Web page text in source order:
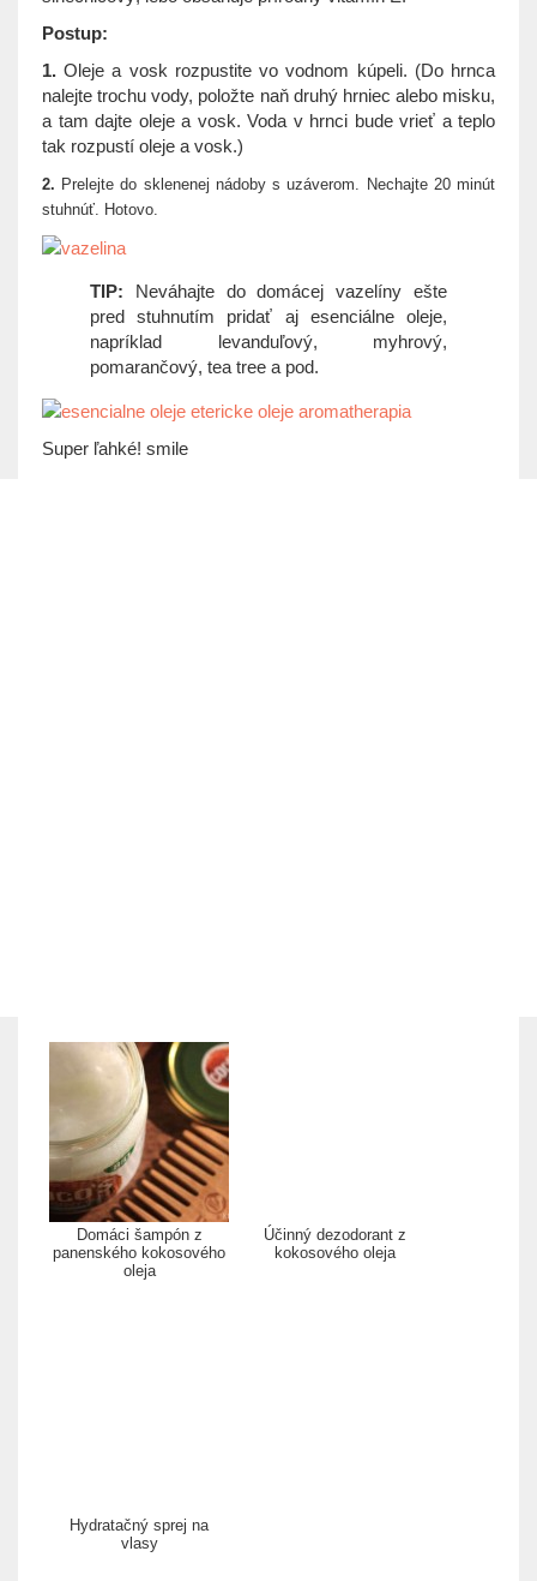
Postup:
1. Oleje a vosk rozpustite vo vodnom kúpeli. (Do hrnca
nalejte trochu vody, položte naň druhý hrniec alebo misku,
a tam dajte oleje a vosk. Voda v hrnci bude vrieť a teplo
tak rozpustí oleje a vosk.)
2. Prelejte do sklenenej nádoby s uzáverom. Nechajte 20 minút
stuhnúť. Hotovo.
TIP: Neváhajte do domácej vazelíny ešte
pred stuhnutím pridať aj esenciálne oleje,
napríklad levanduľový, myhrový,
pomarančový, tea tree a pod.
Super ľahké! smile
Domáci šampón z
panenského kokosového
oleja
Účinný dezodorant z
kokosového oleja
Hydratačný sprej na
vlasy